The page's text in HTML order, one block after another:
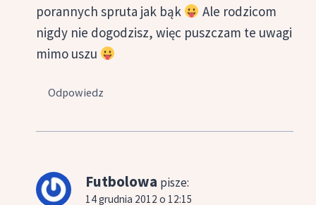
porannych spruta jak bąk
Ale rodzicom
nigdy nie dogodzisz, więc puszczam te uwagi
mimo uszu
Odpowiedz
Futbolowa pisze:
14 grudnia 2012 o 12:15